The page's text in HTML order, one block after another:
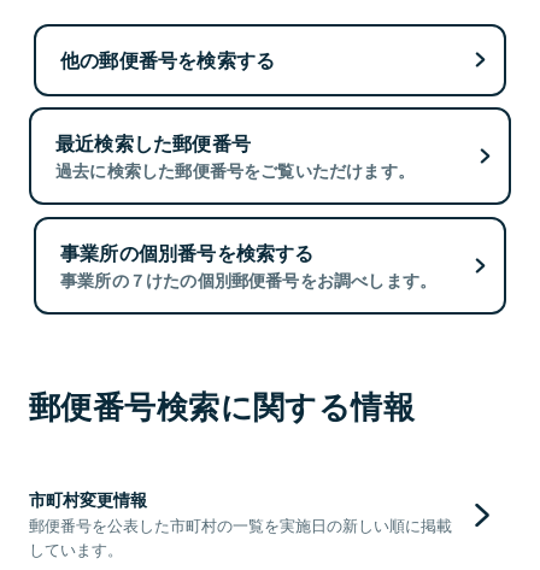
他の郵便番号を検索する
最近検索した郵便番号
過去に検索した郵便番号をご覧いただけます。
事業所の個別番号を検索する
事業所の７けたの個別郵便番号をお調べします。
郵便番号検索に関する情報
市町村変更情報
郵便番号を公表した市町村の一覧を実施日の新しい順に掲載
しています。